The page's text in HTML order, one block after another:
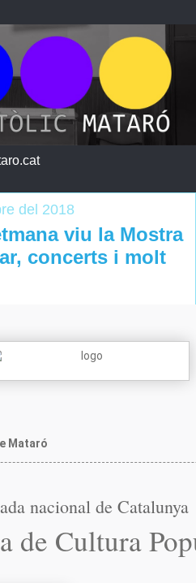
del 2018
viu la Mostra
concerts i molt
Mataró
nacional de Catalunya
de Cultura